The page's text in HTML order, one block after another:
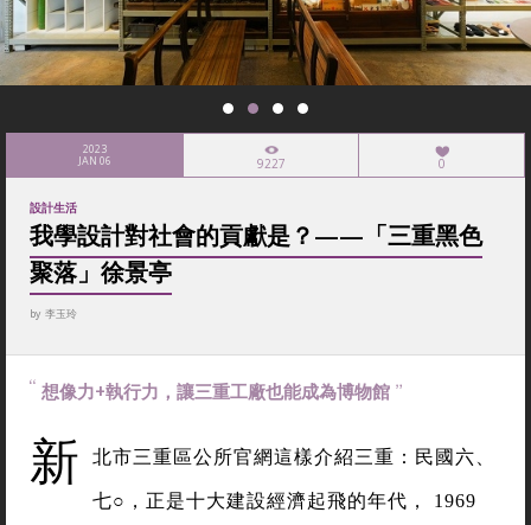
2023
JAN 06 9227 0
設計生活
我學設計對社會的貢獻是？——「三重黑色
聚落」徐景亭
by 李玉玲
想像力+執行力，讓三重工廠也能成為博物館
新 北市三重區公所官網這樣介紹三重： 民國六、
七○，正是十大建設經濟起飛的年代， 1969